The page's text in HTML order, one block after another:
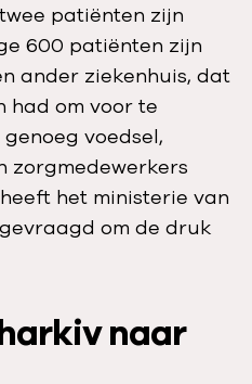
patiënten zijn
600 patiënten zijn
ander ziekenhuis, dat
had om voor te
voedsel,
zorgmedewerkers
het ministerie van
om de druk
naar